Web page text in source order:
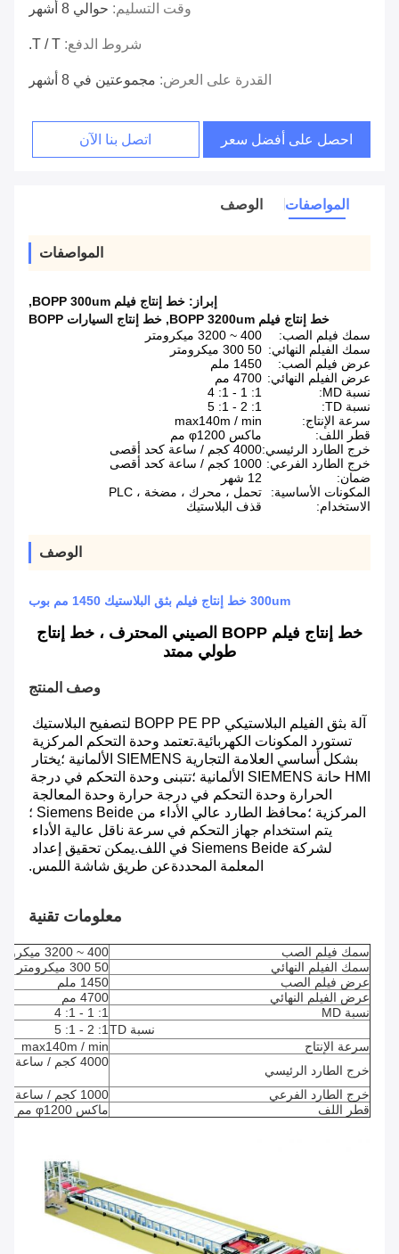
وقت التسليم: حوالي 8 أشهر
شروط الدفع: T / T.
القدرة على العرض: مجموعتين في 8 أشهر
احصل على أفضل سعر اتصل بنا الآن
المواصفات الوصف
المواصفات
إبراز: خط إنتاج فيلم BOPP 300um
,
خط إنتاج فيلم BOPP 3200um
, خط إنتاج السيارات BOPP
سمك فيلم الصب:
400 ~ 3200 ميكرومتر
سمك الفيلم النهائي: 50 300 ميكرومتر
عرض فيلم الصب:
1450 ملم
عرض الفيلم النهائي: 4700 مم
نسبة MD:
1: 1 - 1: 4
نسبة TD:
1: 2 - 1: 5
سرعة الإنتاج:
max140m / min
قطر اللف:
ماكس φ1200 مم
خرج الطارد الرئيسي:4000 كجم / ساعة كحد أقصى
خرج الطارد الفرعي: 1000 كجم / ساعة كحد أقصى
ضمان:
12 شهر
المكونات الأساسية:
تحمل ، محرك ، مضخة ، PLC
الاستخدام:
قذف البلاستيك
الوصف
300um خط إنتاج فيلم بثق البلاستيك 1450 مم بوب
خط إنتاج فيلم BOPP الصيني المحترف ، خط إنتاج
طولي ممتد
وصف المنتج
المركزية ؛محافظ الطارد عالي الأداء من Siemens Beide ؛
المعلمة المحددةعن طريق شاشة اللمس.
معلومات تقنية
سمك فيلم الصب
400 ~ 3200 ميكرومتر
سمك الفيلم النهائي
50 300 ميكرومتر
عرض فيلم الصب
1450 ملم
عرض الفيلم النهائي
4700 مم
نسبة MD
1: 1 - 1: 4
نسبة TD
1: 2 - 1: 5
سرعة الإنتاج
max140m / min
خرج الطارد الرئيسي
4000 كجم / ساعة كحد أقصى
خرج الطارد الفرعي
1000 كجم / ساعة كحد أقصى
قطر اللف
ماكس φ1200 مم